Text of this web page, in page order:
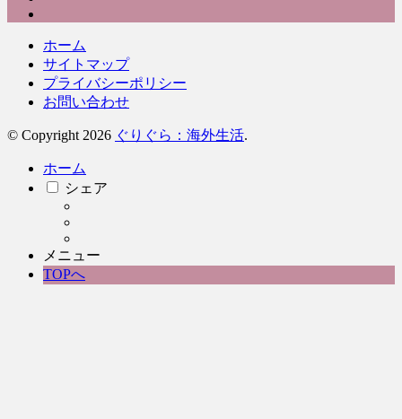
ホーム
サイトマップ
プライバシーポリシー
お問い合わせ
© Copyright 2026 ぐりぐら：海外生活.
ホーム
シェア
メニュー
TOPへ